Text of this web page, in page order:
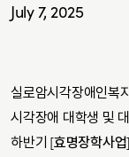
July 7, 2025
실로암시각장애인복
시각장애 대학생 및
하반기 [효명장학사